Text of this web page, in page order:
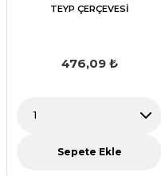
TEYP ÇERÇEVESİ
476,09 ₺
Sepete Ekle